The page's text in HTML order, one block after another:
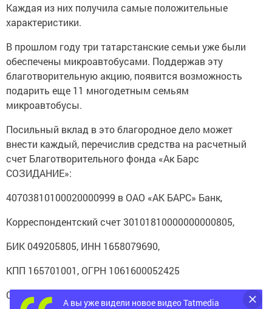
Каждая из них получила самые положительные
характеристики.
В прошлом году три татарстанские семьи уже были
обеспечены микроавтобусами. Поддержав эту
благотворительную акцию, появится возможность
подарить еще 11 многодетным семьям
микроавтобусы.
Посильный вклад в это благородное дело может
внести каждый, перечислив средства на расчетный
счет Благотворительного фонда «Ак Барс
СОЗИДАНИЕ»:
40703810100020000999 в ОАО «АК БАРС» Банк,
Корреспондентский счет 30101810000000000805,
БИК 049205805, ИНН 1658079690,
КПП 165701001, ОГРН 1061600052425
С пометкой «Большая семья!»
А вы уже видели новое видео Tatmedia